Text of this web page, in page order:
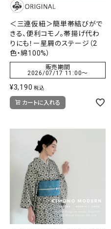
素材から探す
正絹 木綿・麻 ポリエステル
価格から探す
0-5,000円 5,000-10,000円
tune 絞り
帯
羽織
新作・キャンペーン
帯結び動画
キモノ読ミモノ
SHOPPING GUIDE
ABOUT
＜三連仮紐＞簡単帯結びがで
きる、便利コモノ。帯揚げ代わ
りにも！ー星屑のステージ（2
色・綿100%）
販売期間
2026/07/17 11:00〜
¥3,190 税込
カートに入れる